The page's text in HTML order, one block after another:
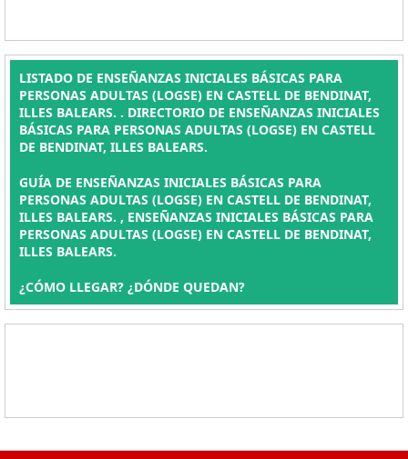
LISTADO DE ENSEÑANZAS INICIALES BÁSICAS PARA
PERSONAS ADULTAS (LOGSE) EN CASTELL DE BENDINAT,
ILLES BALEARS. . DIRECTORIO DE ENSEÑANZAS INICIALES
BÁSICAS PARA PERSONAS ADULTAS (LOGSE) EN CASTELL
DE BENDINAT, ILLES BALEARS.
GUÍA DE ENSEÑANZAS INICIALES BÁSICAS PARA
PERSONAS ADULTAS (LOGSE) EN CASTELL DE BENDINAT,
ILLES BALEARS. , ENSEÑANZAS INICIALES BÁSICAS PARA
PERSONAS ADULTAS (LOGSE) EN CASTELL DE BENDINAT,
ILLES BALEARS.
¿CÓMO LLEGAR? ¿DÓNDE QUEDAN?